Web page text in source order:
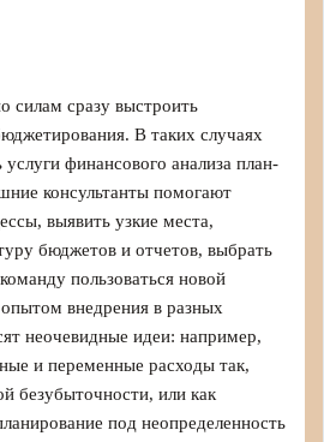
силам сразу выстроить
В таких случаях
финансового анализа план-
консультанты помогают
выявить узкие места,
бюджетов и отчетов, выбрать
пользоваться новой
внедрения в разных
неочевидные идеи: например,
и переменные расходы так,
безубыточности, или как
под неопределенность